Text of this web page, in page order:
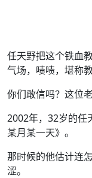
任天野把这个铁血
气场，啧啧，堪称
你们敢信吗？这位
2002年，32岁的任
某月某一天》。
那时候的他估计连
涩。